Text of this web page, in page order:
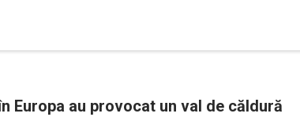
Europa au provocat un val de căldură